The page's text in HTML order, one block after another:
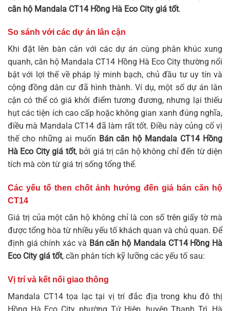
căn hộ Mandala CT14 Hồng Hà Eco City giá tốt.
So sánh với các dự án lân cận
Khi đặt lên bàn cân với các dự án cùng phân khúc xung
quanh, căn hộ Mandala CT14 Hồng Hà Eco City thường nổi
bật với lợi thế về pháp lý minh bạch, chủ đầu tư uy tín và
cộng đồng dân cư đã hình thành. Ví dụ, một số dự án lân
cận có thể có giá khởi điểm tương đương, nhưng lại thiếu
hụt các tiện ích cao cấp hoặc không gian xanh đúng nghĩa,
điều mà Mandala CT14 đã làm rất tốt. Điều này củng cố vị
thế cho những ai muốn Bán căn hộ Mandala CT14 Hồng
Hà Eco City giá tốt, bởi giá trị căn hộ không chỉ đến từ diện
tích mà còn từ giá trị sống tổng thể.
Các yếu tố then chốt ảnh hưởng đến giá bán căn hộ
CT14
Giá trị của một căn hộ không chỉ là con số trên giấy tờ mà
được tổng hòa từ nhiều yếu tố khách quan và chủ quan. Để
định giá chính xác và Bán căn hộ Mandala CT14 Hồng Hà
Eco City giá tốt, cần phân tích kỹ lưỡng các yếu tố sau:
Vị trí và kết nối giao thông
Mandala CT14 tọa lạc tại vị trí đắc địa trong khu đô thị